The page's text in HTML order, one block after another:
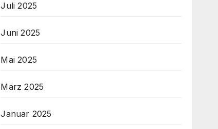
Juli 2025
Juni 2025
Mai 2025
März 2025
Januar 2025